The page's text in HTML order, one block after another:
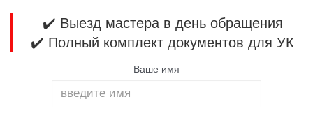
✔️ Выезд мастера в день обращения
✔️ Полный комплект документов для УК
Ваше имя